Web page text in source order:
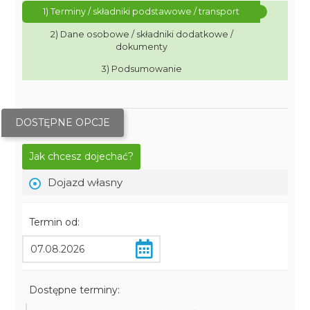
1) Terminy / składniki podstawowe / transport
2) Dane osobowe / składniki dodatkowe /
dokumenty
3) Podsumowanie
DOSTĘPNE OPCJE
Jak chcesz dojechać?
Dojazd własny
Termin od:
Dostępne terminy: